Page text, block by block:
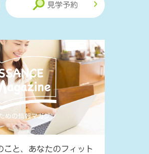
見学予約
こと、あなたのフィット